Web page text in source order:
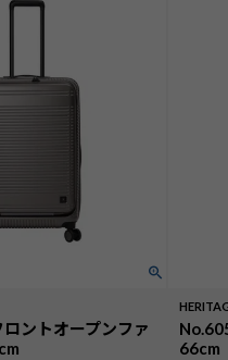
ントオープンファ
66cm